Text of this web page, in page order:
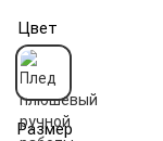
Цвет
Размер